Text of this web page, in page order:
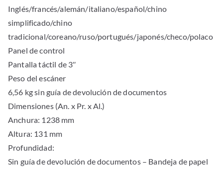
Inglés/francés/alemán/italiano/español/chino
simplificado/chino
tradicional/coreano/ruso/portugués/japonés/checo/polaco
Panel de control
Pantalla táctil de 3″
Peso del escáner
6,56 kg sin guía de devolución de documentos
Dimensiones (An. x Pr. x Al.)
Anchura: 1238 mm
Altura: 131 mm
Profundidad:
Sin guía de devolución de documentos – Bandeja de papel